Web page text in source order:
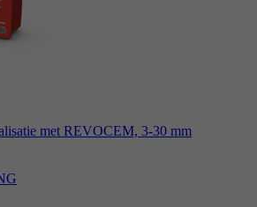
met REVOCEM, 3-30 mm